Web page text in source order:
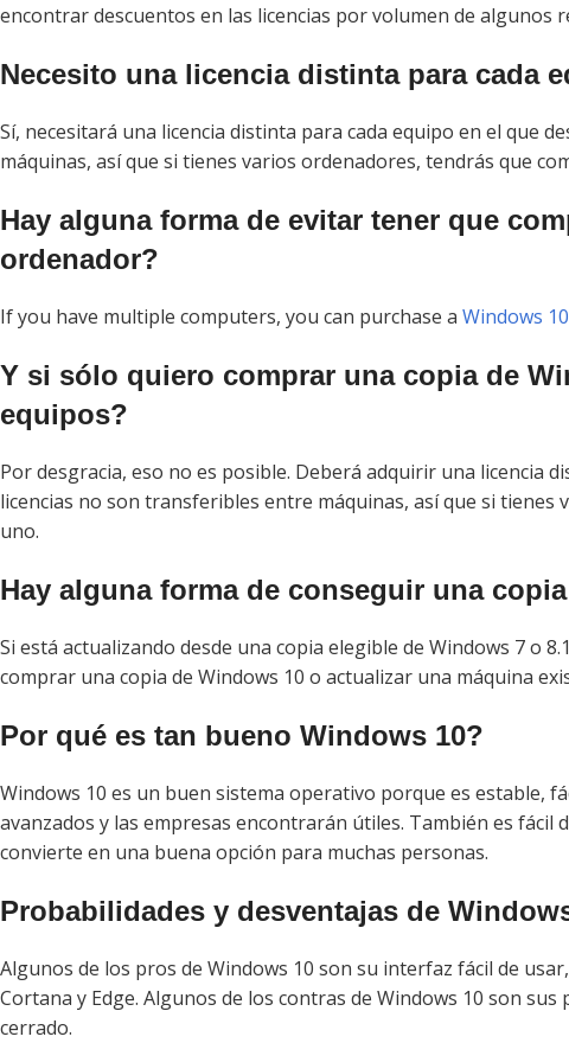
encontrar descuentos en las licencias por volumen de algunos
Necesito una licencia distinta para cada
Sí, necesitará una licencia distinta para cada equipo en el que
máquinas, así que si tienes varios ordenadores, tendrás que
Hay alguna forma de evitar tener que
ordenador?
If you have multiple computers, you can purchase a Windows
Y si sólo quiero comprar una copia de
equipos?
Por desgracia, eso no es posible. Deberá adquirir una licencia
licencias no son transferibles entre máquinas, así que si
uno.
Hay alguna forma de conseguir una
Si está actualizando desde una copia elegible de Windows 7 o
comprar una copia de Windows 10 o actualizar una máquina
Por qué es tan bueno Windows 10?
Windows 10 es un buen sistema operativo porque es estable,
avanzados y las empresas encontrarán útiles. También es
convierte en una buena opción para muchas personas.
Probabilidades y desventajas de
Algunos de los pros de Windows 10 son su interfaz fácil de
Cortana y Edge. Algunos de los contras de Windows 10 son
cerrado.